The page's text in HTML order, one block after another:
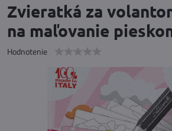
Zvieratká za
na maľovanie
Hodnotenie